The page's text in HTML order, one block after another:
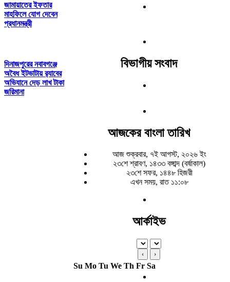
জামায়াতের ইফতার
মাহফিলে যোগ দেবেন
প্রধানমন্ত্রী
দিনাজপুরের নবাবগঞ্জে
অবৈধ ইটভাটায় র‌্যাবের
অভিযানে দেড় লাখ টাকা
জরিমানা
বিভাগীয় সংবাদ
আজকের বাংলা তারিখ
আজ শুক্রবার, ৭ই আগস্ট, ২০২৬ ইং
২৩শে শ্রাবণ, ১৪৩৩ বঙ্গাব্দ (বর্ষাকাল)
২৩শে সফর, ১৪৪৮ হিজরী
এখন সময়, রাত ১১:০৮
আর্কাইভ
‹ ›
Su Mo Tu We Th Fr Sa